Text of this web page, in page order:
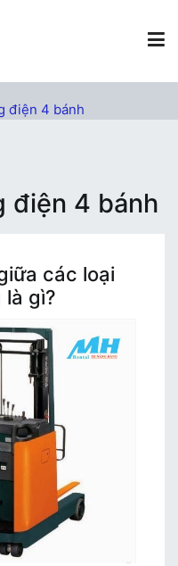
điện 4 bánh
điện 4 bánh
các loại
là gì?